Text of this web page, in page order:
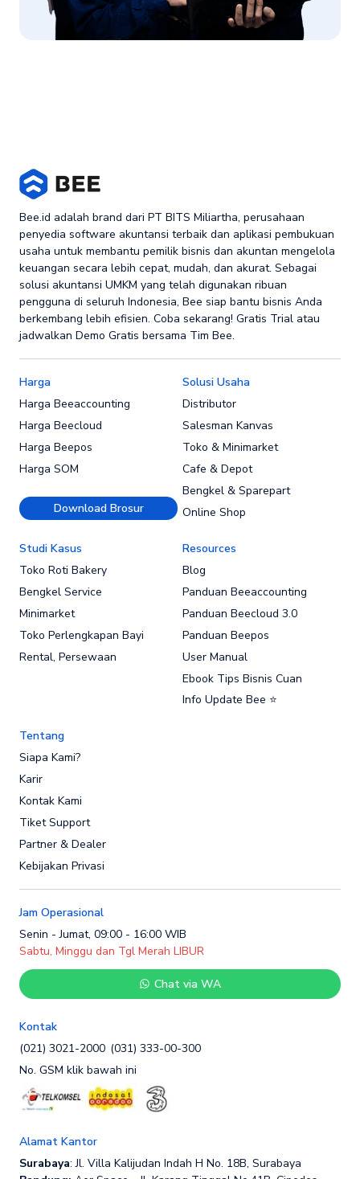
Bee.id adalah brand dari PT BITS Miliartha, perusahaan
penyedia software akuntansi terbaik dan aplikasi pembukuan
usaha untuk membantu pemilik bisnis dan akuntan mengelola
keuangan secara lebih cepat, mudah, dan akurat. Sebagai
solusi akuntansi UMKM yang telah digunakan ribuan
pengguna di seluruh Indonesia, Bee siap bantu bisnis Anda
berkembang lebih efisien. Coba sekarang! Gratis Trial atau
jadwalkan Demo Gratis bersama Tim Bee.
Harga
Harga Beeaccounting
Harga Beecloud
Harga Beepos
Harga SOM
Download Brosur
Solusi Usaha
Distributor
Salesman Kanvas
Toko & Minimarket
Cafe & Depot
Bengkel & Sparepart
Online Shop
Studi Kasus
Toko Roti Bakery
Bengkel Service
Minimarket
Toko Perlengkapan Bayi
Rental, Persewaan
Resources
Blog
Panduan Beeaccounting
Panduan Beecloud 3.0
Panduan Beepos
User Manual
Ebook Tips Bisnis Cuan
Info Update Bee ⭐
Tentang
Siapa Kami?
Karir
Kontak Kami
Tiket Support
Partner & Dealer
Kebijakan Privasi
Jam Operasional
Senin - Jumat, 09:00 - 16:00 WIB
Sabtu, Minggu dan Tgl Merah LIBUR
Chat via WA
Kontak
(021) 3021-2000 (031) 333-00-300
No. GSM klik bawah ini
Alamat Kantor
Surabaya: Jl. Villa Kalijudan Indah H No. 18B, Surabaya